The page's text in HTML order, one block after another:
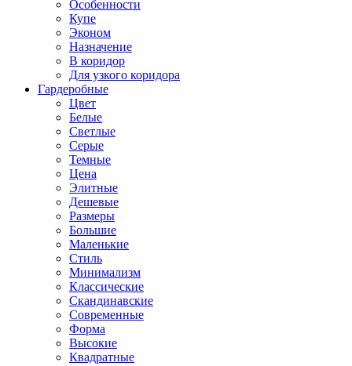
Особенности
Купе
Эконом
Назначение
В коридор
Для узкого коридора
Гардеробные
Цвет
Белые
Светлые
Серые
Темные
Цена
Элитные
Дешевые
Размеры
Большие
Маленькие
Стиль
Минимализм
Классические
Скандинавские
Современные
Форма
Высокие
Квадратные